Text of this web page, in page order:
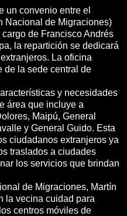
un convenio entre el
Nacional de Migraciones)
de Francisco Andrés
la repartición se dedicará
La oficina
de la sede central de
y necesidades
área que incluye a
Maipú, General
y General Guido. Esta
ciudadanos extranjeros ya
traslados a ciudades
los servicios que brindan
de Migraciones, Martín
la vecina cuidad para
centros móviles de